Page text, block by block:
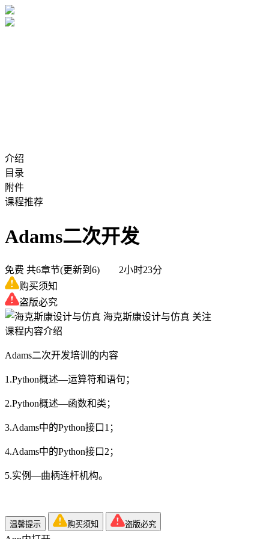
介绍
目录
附件
课程推荐
​Adams二次开发
免费 共6章节(更新到6) 2小时23分
购买须知
盗版必究
海克斯康设计与仿真 关注
课程内容介绍
Adams二次开发培训的内容
1.Python概述—运算符和语句；
2.Python概述—函数和类；
3.Adams中的Python接口1；
4.Adams中的Python接口2；
5.实例—曲柄连杆机构。
温馨提示 购买须知 盗版必究